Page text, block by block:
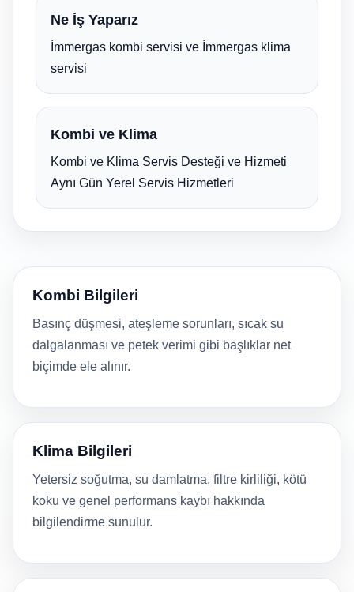
Ne İş Yaparız
İmmergas kombi servisi ve İmmergas klima
servisi
Kombi ve Klima
Kombi ve Klima Servis Desteği ve Hizmeti
Aynı Gün Yerel Servis Hizmetleri
Kombi Bilgileri
Basınç düşmesi, ateşleme sorunları, sıcak su
dalgalanması ve petek verimi gibi başlıklar net
biçimde ele alınır.
Klima Bilgileri
Yetersiz soğutma, su damlatma, filtre kirliliği, kötü
koku ve genel performans kaybı hakkında
bilgilendirme sunulur.